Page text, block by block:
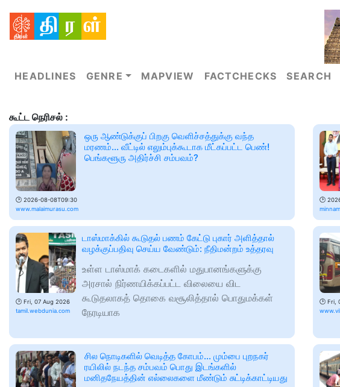
HEADLINES GENRE MAPVIEW FACTCHECKS SEARCH
கூட்ட நெரிசல் :
🕑 2026-08-08T09:30
www.malaimurasu.com
ஒரு ஆண்டுக்குப் பிறகு வெளிச்சத்துக்கு வந்த
மரணம்... வீட்டில் எலும்புக்கூடாக மீட்கப்பட்ட பெண்!
பெங்களூரு அதிர்ச்சி சம்பவம்?
🕑
🕑 Fri, 07 Aug 2026
tamil.webdunia.com
டாஸ்மாக்கில் கூடுதல் பணம் கேட்டு புகார் அளித்தால்
வழக்குப்பதிவு செய்ய வேண்டும்: நீதிமன்றம் உத்தரவு
உள்ள டாஸ்மாக் கடைகளில் மதுபானங்களுக்கு
அரசால் நிர்ணயிக்கப்பட்ட விலையை விட
கூடுதலாகத் தொகை வசூலித்தால் பொதுமக்கள்
நேரடியாக
🕑 Fri,
சில நொடிகளில் வெடித்த கோபம்... மும்பை புறநகர்
ரயிலில் நடந்த சம்பவம் பொது இடங்களில்
மனிதநேயத்தின் எல்லைகளை மீண்டும் சுட்டிக்காட்டியது